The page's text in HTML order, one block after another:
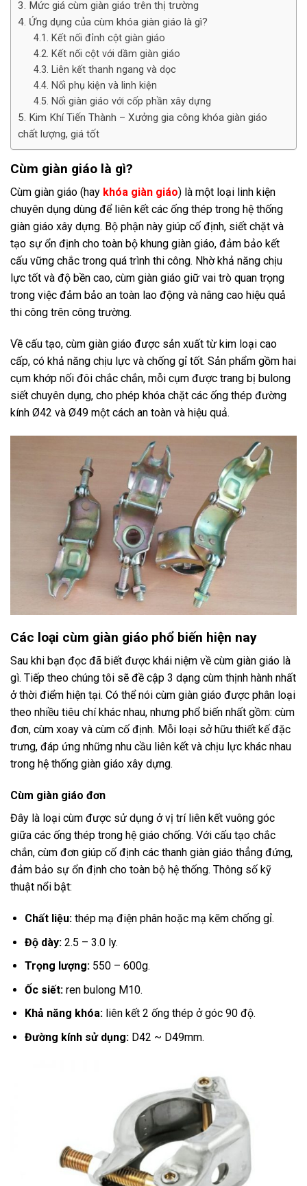
Mức giá cùm giàn giáo trên thị trường
Ứng dụng của cùm khóa giàn giáo là gì?
Kết nối đỉnh cột giàn giáo
Kết nối cột với dầm giàn giáo
Liên kết thanh ngang và dọc
Nối phụ kiện và linh kiện
Nối giàn giáo với cốp phần xây dựng
Kim Khí Tiến Thành – Xưởng gia công khóa giàn giáo
chất lượng, giá tốt
Cùm giàn giáo là gì?
Cùm giàn giáo (hay khóa giàn giáo) là một loại linh kiện
chuyên dụng dùng để liên kết các ống thép trong hệ thống
giàn giáo xây dựng. Bộ phận này giúp cố định, siết chặt và
tạo sự ổn định cho toàn bộ khung giàn giáo, đảm bảo kết
cấu vững chắc trong quá trình thi công. Nhờ khả năng chịu
lực tốt và độ bền cao, cùm giàn giáo giữ vai trò quan trọng
trong việc đảm bảo an toàn lao động và nâng cao hiệu quả
thi công trên công trường.
Về cấu tạo, cùm giàn giáo được sản xuất từ kim loại cao
cấp, có khả năng chịu lực và chống gỉ tốt. Sản phẩm gồm hai
cụm khớp nối đôi chắc chắn, mỗi cụm được trang bị bulong
siết chuyên dụng, cho phép khóa chặt các ống thép đường
kính Ø42 và Ø49 một cách an toàn và hiệu quả.
Các loại cùm giàn giáo phổ biến hiện nay
Sau khi bạn đọc đã biết được khái niệm về cùm giàn giáo là
gì. Tiếp theo chúng tôi sẽ đề cập 3 dạng cùm thịnh hành nhất
ở thời điểm hiện tại. Có thể nói cùm giàn giáo được phân loại
theo nhiều tiêu chí khác nhau, nhưng phổ biến nhất gồm: cùm
đơn, cùm xoay và cùm cố định. Mỗi loại sở hữu thiết kế đặc
trưng, đáp ứng những nhu cầu liên kết và chịu lực khác nhau
trong hệ thống giàn giáo xây dựng.
Cùm giàn giáo đơn
Đây là loại cùm được sử dụng ở vị trí liên kết vuông góc
giữa các ống thép trong hệ giáo chống. Với cấu tạo chắc
chắn, cùm đơn giúp cố định các thanh giàn giáo thẳng đứng,
đảm bảo sự ổn định cho toàn bộ hệ thống. Thông số kỹ
thuật nổi bật:
Chất liệu:thép mạ điện phân hoặc mạ kẽm chống gỉ.
Độ dày: 2.5 – 3.0 ly.
Trọng lượng: 550 – 600g.
Ốc siết: ren bulong M10.
Khả năng khóa:liên kết 2 ống thép ở góc 90 độ.
Đường kính sử dụng:D42 ~ D49mm.